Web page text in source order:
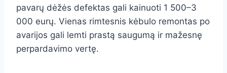
pavarų dėžės defektas gali kainuoti 1 500–3
000 eurų. Vienas rimtesnis kėbulo remontas po
avarijos gali lemti prastą saugumą ir mažesnę
perpardavimo vertę.